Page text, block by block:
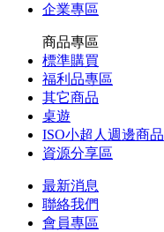
企業專區
商品專區
標準購買
福利品專區
其它商品
桌遊
ISO小超人週邊商品
資源分享區
最新消息
聯絡我們
會員專區